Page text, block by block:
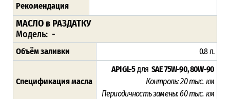
Рекомендация
МАСЛО в РАЗДАТКУ
Модель: -
Объём заливки 0.8 л.
Спецификация масла
API GL-5дляSAE 75W-90, 80W-90
Контроль: 20 тыс. км
Периодичность замены:60 тыс. км